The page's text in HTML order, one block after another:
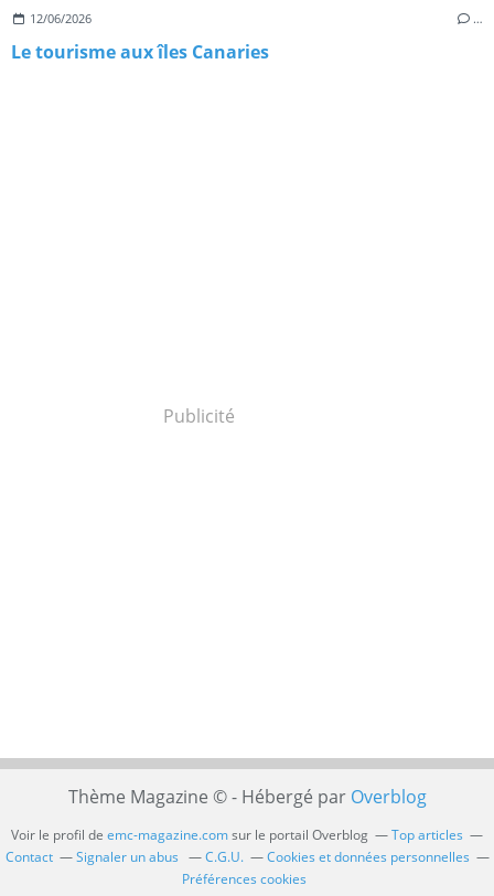
12/06/2026 …
Le tourisme aux îles Canaries
Publicité
Thème Magazine © - Hébergé par Overblog
Voir le profil de emc-magazine.comsur le portail Overblog
Top articles
Contact
Signaler un abus C.G.U.
Cookies et données personnelles
Préférences cookies